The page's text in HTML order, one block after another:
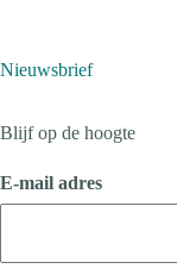
Nieuwsbrief
Blijf op de hoogte
E-mail adres